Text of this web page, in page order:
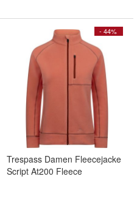
- 44%
Trespass Damen Fleecejacke
Script At200 Fleece